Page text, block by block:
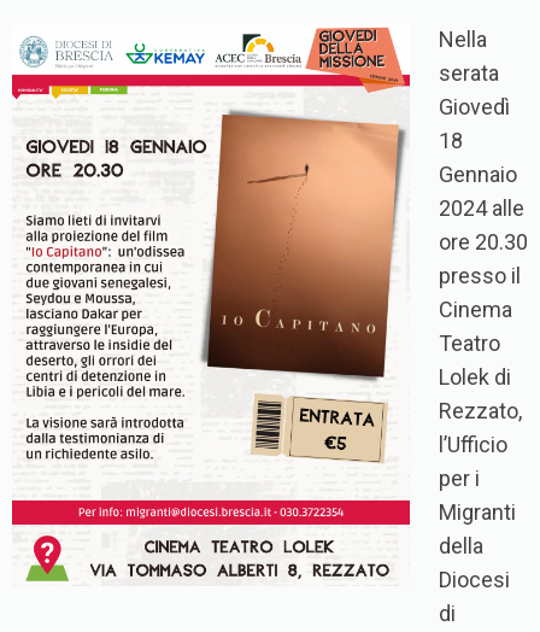
Nella
serata
Giovedì
18
Gennaio
2024 alle
ore 20.30
presso il
Cinema
Teatro
Lolek di
Rezzato,
l’Ufficio
per i
Migranti
della
Diocesi
di